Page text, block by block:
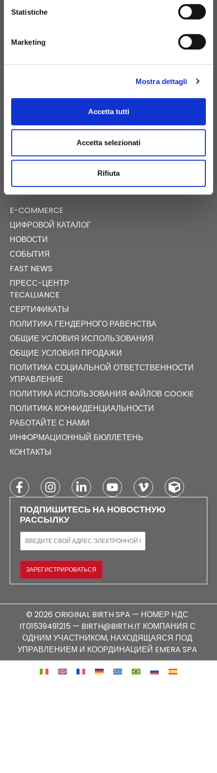
Statistiche
Marketing
Mostra dettagli
Accetta tutti
Accetta selezionati
Rifiuta
СВЯЗАТЬСЯ С
НАМИ
+39 081 506 2506
BIRTH@BIRTH.IT
SS APPIA КМ 192 500 – 81 052
ПИНЬЯТАРО-МАДЖОРЕ (CE)
E-COMMERCE
ЦИФРОВОЙ КАТАЛОГ
НОВОСТИ
СОБЫТИЯ
FAST NEWS
ПРЕСС-ЦЕНТР
TECALLIANCE
СЕРТИФИКАТЫ
ПОЛИТИКА ГЕНДЕРНОГО РАВЕНСТВА
ОБЩИЕ УСЛОВИЯ ИСПОЛЬЗОВАНИЯ
ОБЩИЕ УСЛОВИЯ ПРОДАЖИ
ПОЛИТИКА СОЦИАЛЬНОЙ ОТВЕТСТВЕННОСТИ
УПРАВЛЕНИЕ
ПОЛИТИКА ИСПОЛЬЗОВАНИЯ ФАЙЛОВ COOKIE
ПОЛИТИКА КОНФИДЕНЦИАЛЬНОСТИ
РАБОТАЙТЕ С НАМИ
ИНФОРМАЦИОННЫЙ БЮЛЛЕТЕНЬ
КОНТАКТЫ
ПОДПИШИТЕСЬ НА НОВОСТНУЮ
РАССЫЛКУ
ЭЛЕКТРОННАЯ ПОЧТА
ЗАРЕГИСТРИРОВАТЬСЯ
© 2026 ORIGINAL BIRTH SPA — НОМЕР НДС
IT01539491215 — BIRTH@BIRTH.IT КОМПАНИЯ С
ОДНИМ УЧАСТНИКОМ, НАХОДЯЩАЯСЯ ПОД
УПРАВЛЕНИЕМ И КООРДИНАЦИЕЙ EMERA SPA